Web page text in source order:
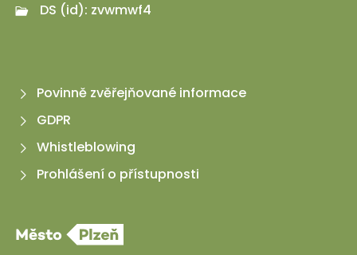
DS (id): zvwmwf4
Povinně zvěřejňované informace
GDPR
Whistleblowing
Prohlášení o přístupnosti